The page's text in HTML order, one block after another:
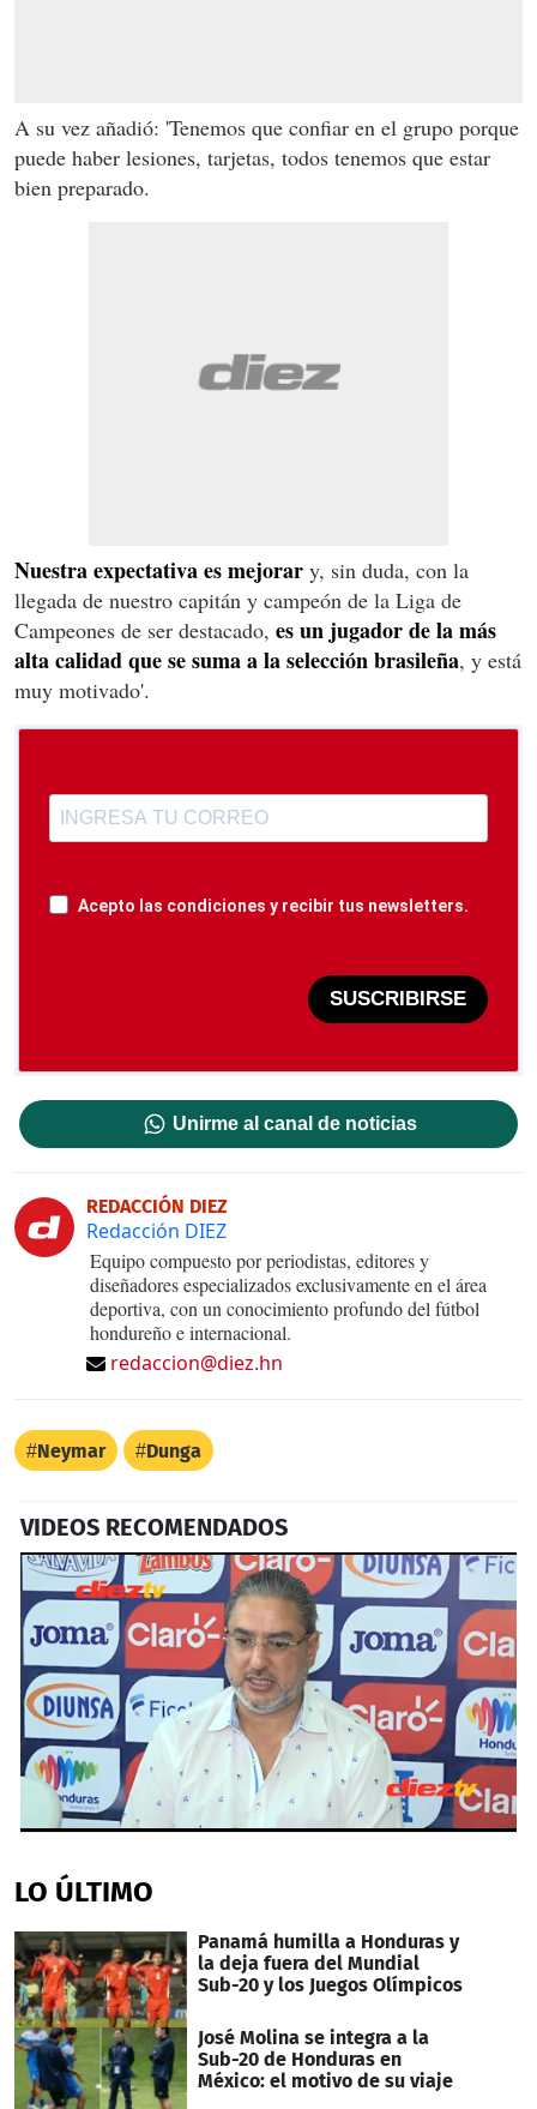
A su vez añadió: 'Tenemos que confiar en el grupo porque
puede haber lesiones, tarjetas, todos tenemos que estar
bien preparado.
Nuestra expectativa es mejorar y, sin duda, con la
llegada de nuestro capitán y campeón de la Liga de
Campeones de ser destacado, es un jugador de la más
alta calidad que se suma a la selección brasileña, y está
muy motivado'.
Acepto las condiciones y recibir tus newsletters.
SUSCRIBIRSE
Unirme al canal de noticias
REDACCIÓN DIEZ
Redacción DIEZ
Equipo compuesto por periodistas, editores y
diseñadores especializados exclusivamente en el área
deportiva, con un conocimiento profundo del fútbol
hondureño e internacional.
redaccion@diez.hn
Neymar Dunga
VIDEOS RECOMENDADOS
of
2
36
seconds
LO ÚLTIMO
Panamá humilla a Honduras y
la deja fuera del Mundial
Sub-20 y los Juegos Olímpicos
José Molina se integra a la
Sub-20 de Honduras en
México: el motivo de su viaje